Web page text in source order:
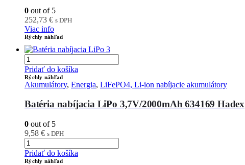
0 out of 5
252,73 € s DPH
Viac info
Rýchly náhľad
Pridať do košíka
Rýchly náhľad
Akumulátory, Energia, LiFePO4, Li-ion nabíjacie akumulátory
Batéria nabíjacia LiPo 3,7V/2000mAh 634169 Hadex
0 out of 5
9,58 € s DPH
Pridať do košíka
Rýchly náhľad